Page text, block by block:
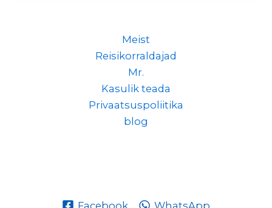
Meist
Reisikorraldajad
Mr.
Kasulik teada
Privaatsuspoliitika
blog
Facebook WhatsApp